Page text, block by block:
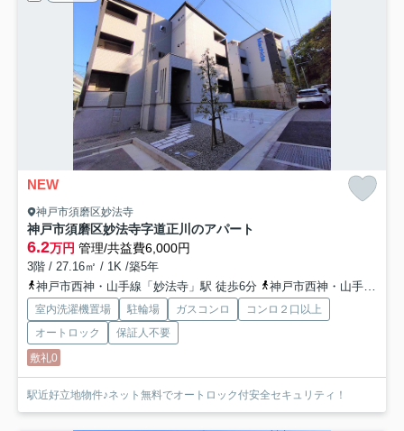
NEW
神戸市須磨区妙法寺
神戸市須磨区妙法寺字道正川のアパート
6.2万円 管理/共益費6,000円
3階 / 27.16㎡ / 1K /築5年
神戸市西神・山手線「妙法寺」駅 徒歩6分
神戸市西神・山手線「名谷」駅 徒歩22分
室内洗濯機置場 駐輪場 ガスコンロ
コンロ２口以上
オートロック
保証人不要
敷礼0
駅近好立地物件♪ネット無料でオートロック付安全セキュリティ！